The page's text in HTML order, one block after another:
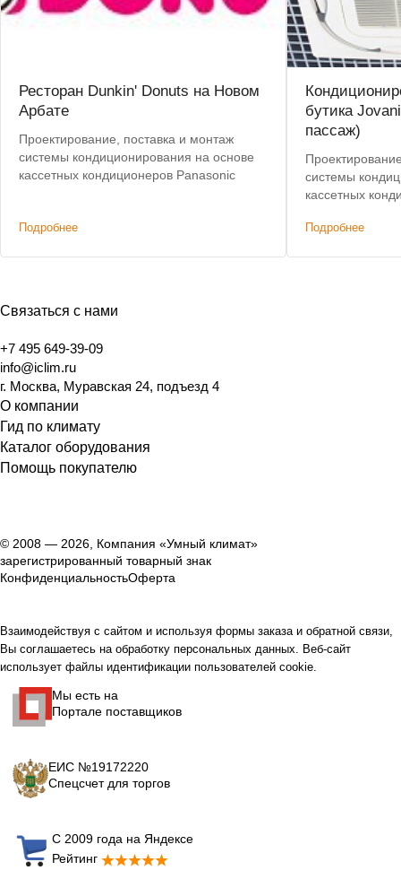
Ресторан Dunkin' Donuts на Новом
Арбате
Проектирование, поставка и монтаж
системы кондиционирования на основе
кассетных кондиционеров Panasonic
Подробнее
бутика
пассаж)
системы
кассетных
Подробнее
Связаться с нами
+7 495 649-39-09
info@iclim.ru
г. Москва, Муравская 24, подъезд 4
О компании
Гид по климату
Каталог оборудования
Помощь покупателю
© 2008 — 2026, Компания «Умный климат»
зарегистрированный товарный знак
КонфиденциальностьОферта
Взаимодействуя с сайтом и используя формы заказа и обратной связи,
Вы соглашаетесь на обработку персональных данных. Веб-сайт
использует файлы идентификации пользователей cookie.
Мы есть на
Портале поставщиков
ЕИС №19172220
Спецсчет для торгов
С 2009 года на Яндексе
Рейтинг